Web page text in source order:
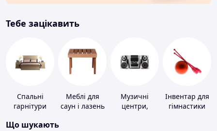
Тебе зацікавить
Спальні
гарнітури
Меблі для
саун і лазень
Музичні
центри,
Інвентар для
гімнастики
Що шукають